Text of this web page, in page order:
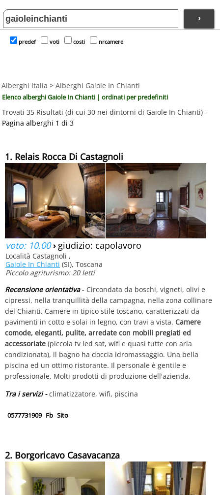
›
predef voti costi nrcamere
Alberghi Italia > Alberghi Gaiole In Chianti
Elenco alberghi Gaiole In Chianti | ordinati per predefiniti
Trovati 35 Risultati (di cui 30 nei dintorni di Gaiole In Chianti) -
Pagina alberghi 1 di 3
1. Relais Rocca Di Castagnoli
voto: 10.00› giudizio: capolavoro
Località Castagnoli ,
Gaiole In Chianti (SI), Toscana
Piccolo agriturismo: 20 letti
Recensione orientativa- Circondata da boschi, vigneti, olivi e
cipressi, nella tranquillità della campagna, nella zona collinare
del Chianti. Camere in tipico stile toscano, caratterizzati da
pavimenti in cotto e solai in legno, con travi a vista. Camere
comode, eleganti, pulite, arredate con mobili pregiati ed
accessoriate (piccola tv led sat, wifi e quasi tutte con aria
condizionata), il bagno ha doccia idromassaggio. Una bella
piscina ed un ottimo ristorante. Il personale è gentile e
professionale. Molti prodotti di produzione dell'azienda.
Tra i servizi -climatizzatore, wifi, piscina
0577731909 Fb Sito
2. Borgoricavo Casavacanza